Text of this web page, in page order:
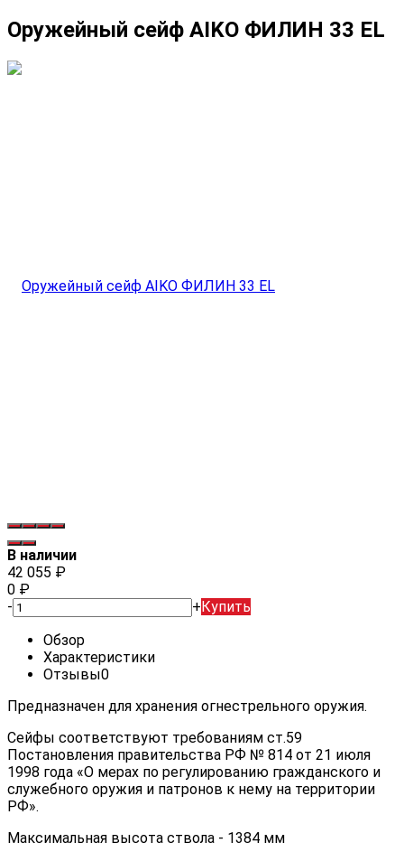
Оружейный сейф AIKO ФИЛИН 33 EL
В наличии
42 055 ₽
0 ₽
-
+Купить
Обзор
Характеристики
Отзывы0
Предназначен для хранения огнестрельного оружия.
Сейфы соответствуют требованиям ст.59
Постановления правительства РФ № 814 от 21 июля
1998 года «О мерах по регулированию гражданского и
служебного оружия и патронов к нему на территории
РФ».
Максимальная высота ствола - 1384 мм